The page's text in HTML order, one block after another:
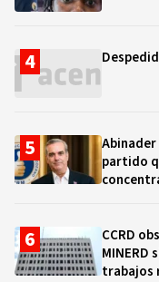
partido
CCRD
MINERD
trabajos